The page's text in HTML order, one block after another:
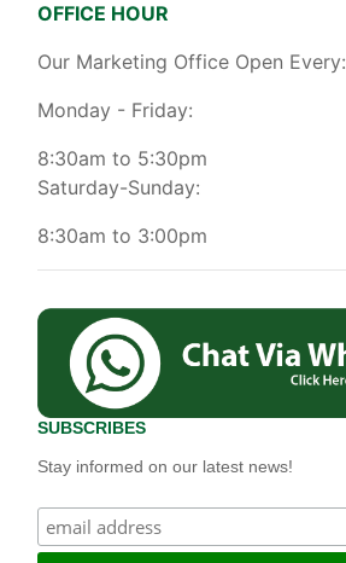
OFFICE HOUR
Our Marketing Office Open Every:
Monday - Friday:
8:30am to 5:30pm
Saturday-Sunday:
8:30am to 3:00pm
SUBSCRIBES
Stay informed on our latest news!